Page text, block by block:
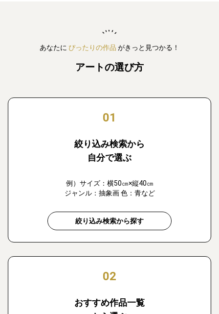
あなたに ぴったりの作品 がきっと見つかる！
アートの選び方
01
絞り込み検索から
自分で選ぶ
例）サイズ：横50㎝×縦40㎝
ジャンル：抽象画 色：青など
絞り込み検索から探す
02
おすすめ作品一覧